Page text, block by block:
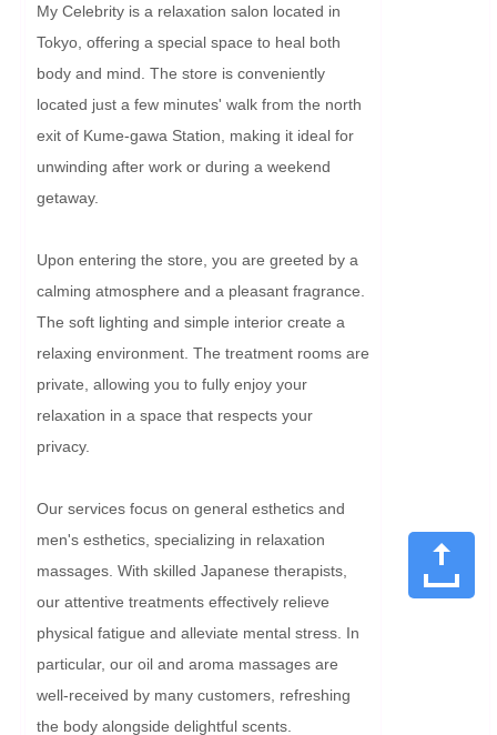
My Celebrity is a relaxation salon located in
Tokyo, offering a special space to heal both
body and mind. The store is conveniently
located just a few minutes' walk from the north
exit of Kume-gawa Station, making it ideal for
unwinding after work or during a weekend
getaway.
Upon entering the store, you are greeted by a
calming atmosphere and a pleasant fragrance.
The soft lighting and simple interior create a
relaxing environment. The treatment rooms are
private, allowing you to fully enjoy your
relaxation in a space that respects your
privacy.
Our services focus on general esthetics and
men's esthetics, specializing in relaxation
massages. With skilled Japanese therapists,
our attentive treatments effectively relieve
physical fatigue and alleviate mental stress. In
particular, our oil and aroma massages are
well-received by many customers, refreshing
the body alongside delightful scents.